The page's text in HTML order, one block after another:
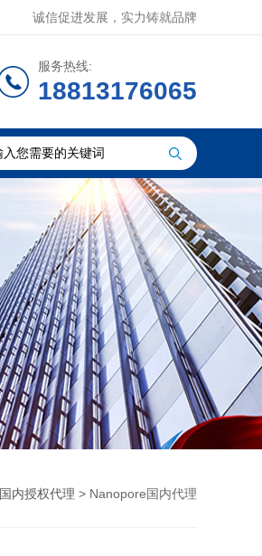
诚信促进发展，实力铸就品牌
服务热线:
18813176065
国内授权代理 > Nanopore国内代理